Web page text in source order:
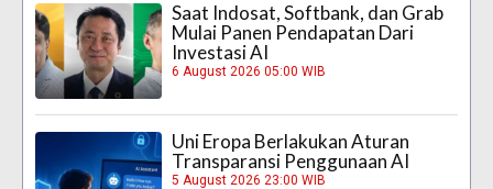
Saat Indosat, Softbank, dan Grab
Mulai Panen Pendapatan Dari
Investasi AI
6 August 2026 05:00 WIB
Uni Eropa Berlakukan Aturan
Transparansi Penggunaan AI
5 August 2026 23:00 WIB